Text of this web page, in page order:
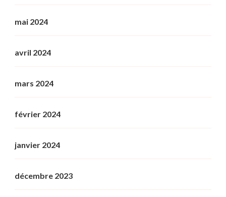
mai 2024
avril 2024
mars 2024
février 2024
janvier 2024
décembre 2023